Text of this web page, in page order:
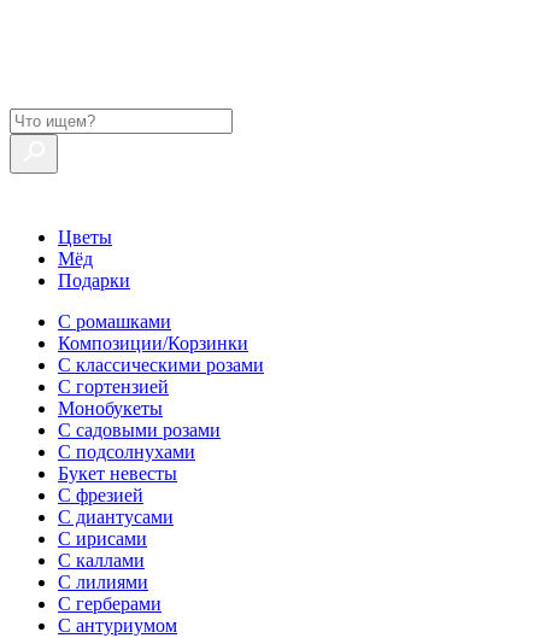
Цветы
Мёд
Подарки
С ромашками
Композиции/Корзинки
С классическими розами
С гортензией
Монобукеты
С садовыми розами
С подсолнухами
Букет невесты
С фрезией
С диантусами
С ирисами
С каллами
C лилиями
С герберами
С антуриумом